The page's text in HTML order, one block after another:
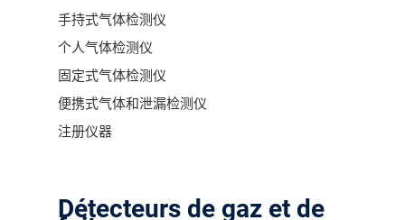
手持式气体检测仪
个人气体检测仪
固定式气体检测仪
便携式气体和泄漏检测仪
注册仪器
Détecteurs de gaz et de